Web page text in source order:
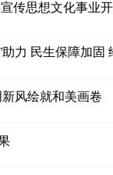
传思想文化事业
力 民生保障加
风绘就和美画卷